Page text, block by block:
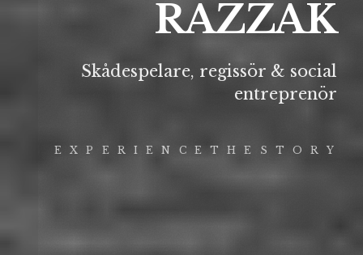
RAZZAK
Skådespelare, regissör & social
entreprenör
E X P E R I E N C E T H E S T O R Y